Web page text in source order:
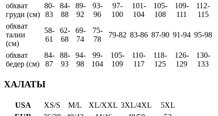
обхват
груди (см)
80-
83
84-
88
89-
92
93-
96
97-
100
101-
104
105-
108
109-
111
112-
115
обхват
талии
(см)
58-
61
62-
68
69-
74
75-
78
79-82 83-86 87-90 91-94 95-98
обхват
бедер (см)
84-
87
88-
93
94-
98
99-
104
105-
109
110-
117
118-
125
126-
129
130-
133
ХАЛАТЫ
USA XS/S M/L XL/XXL 3XL/4XL
5XL